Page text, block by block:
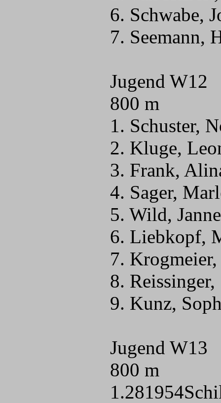
6. Schwabe,
7. Seemann,
Jugend W12
800 m
1. Schuster,
2. Kluge,
3. Frank,
4. Sager,
5. Wild,
6. Liebkopf,
7.
8.
9. Kunz,
Jugend W13
800 m